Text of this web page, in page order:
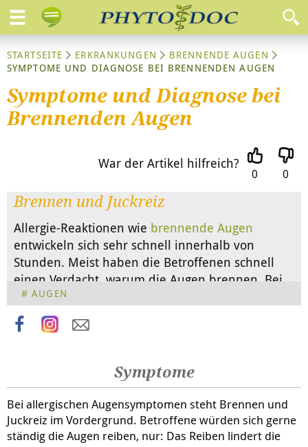
STARTSEITE ERKRANKUNGEN
BRENNENDE AUGEN
SYMPTOME UND DIAGNOSE BEI BRENNENDEN AUGEN
Symptome und Diagnose bei
Brennenden Augen
War der Artikel hilfreich?
0 0
Brennen und Juckreiz
Allergie-Reaktionen wie brennende Augen
entwickeln sich sehr schnell innerhalb von
Stunden. Meist haben die Betroffenen schnell
einen Verdacht, warum die Augen brennen. Bei
anderen Ursachen, dauert die Diagnose länger.
AUGEN
Symptome
Bei allergischen Augensymptomen steht Brennen und
Juckreiz im Vordergrund. Betroffene würden sich gerne
ständig die Augen reiben, nur: Das Reiben lindert die